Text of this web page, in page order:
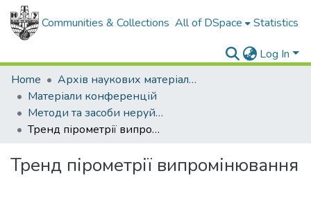
Communities & Collections All of DSpace Statistics
Log In
Home
Архів наукових матеріалів
Матеріали конференцій
Методи та засоби неруйнівного контролю промислового обладнання 2015
Тренд пірометрії випромінювання
Тренд пірометрії випромінювання